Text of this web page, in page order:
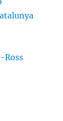
Ross